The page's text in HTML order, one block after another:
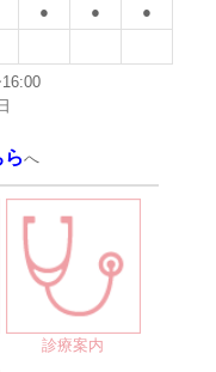
● ●
●
らへ
診療案内